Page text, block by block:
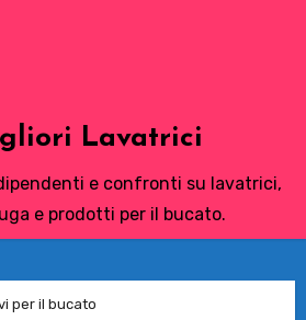
Lavatrici
e confronti su lavatrici,
e prodotti per il bucato.
per il bucato